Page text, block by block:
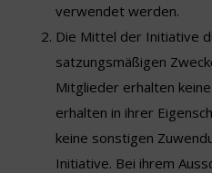
verwendet werden.
Die Mittel der Initiative
satzungsmäßigen
Mitglieder erhalten
erhalten in ihrer
keine sonstigen
Initiative. Bei ihrem